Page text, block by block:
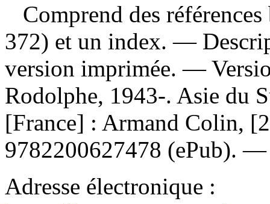
Comprend des
372) et un index. —
version imprimée. —
Rodolphe, 1943-. Asie du
[France] : Armand Colin,
9782200627478 (ePub).
Adresse électronique :